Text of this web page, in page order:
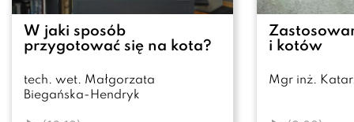
W jaki sposób
przygotować się na kota?
tech. wet. Małgorzata
Biegańska-Hendryk
i kotów
Mgr inż.